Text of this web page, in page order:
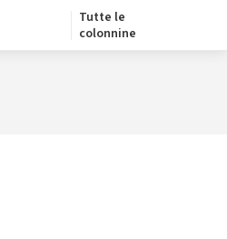
Tutte le
colonnine